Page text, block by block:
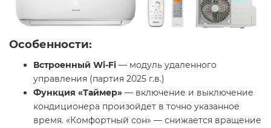
Особенности:
Встроенный Wi-Fi — модуль удаленного
управления (партия 2025 г.в.)
Функция «Таймер» — включение и выключение
кондиционера произойдет в точно указанное
время. «Комфортный сон» — снижается вращение